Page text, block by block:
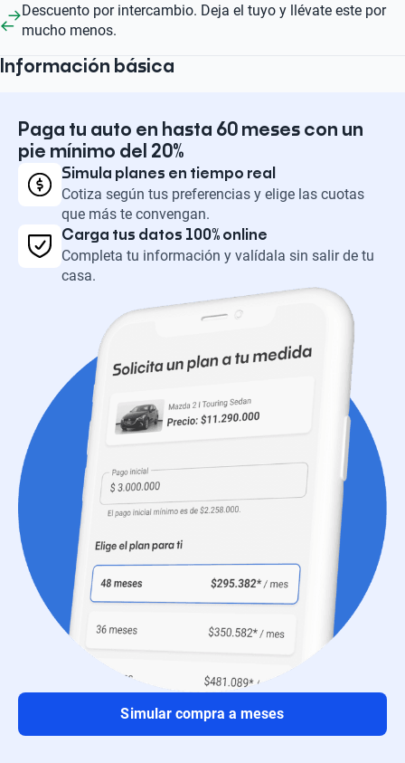
Descuento por intercambio. Deja el tuyo y llévate este por
mucho menos.
Información básica
Paga tu auto en hasta 60 meses con un
pie mínimo del 20%
Simula planes en tiempo real
Cotiza según tus preferencias y elige las cuotas
que más te convengan.
Carga tus datos 100% online
Completa tu información y valídala sin salir de tu
casa.
Simular compra a meses